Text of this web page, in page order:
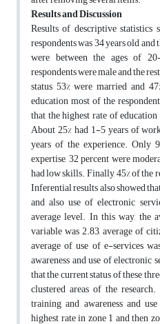
Results and Discussion
Results of descriptive statistics
respondents was 34 years old
were between the ages of
respondents were male and the
status 53% were married and
education most of the
that the highest rate of
About 25% had 1-5 years of
years of the experience. Only
expertise, 32 percent were
had low skills. Finally, 45% of
Inferential results also showed
and also use of electronic
average level. In this way, the
variable was 2.83, average of
average of use of e-services
awareness and use of electronic
that the current status of these
clustered areas of the
training and awareness and
highest rate in zone 1 and then